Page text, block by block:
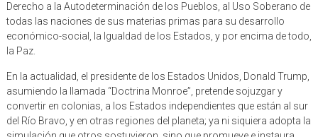
Derecho a la Autodeterminación de los Pueblos, al Uso Soberano de
todas las naciones de sus materias primas para su desarrollo
económico-social, la Igualdad de los Estados, y por encima de todo,
la Paz.
En la actualidad, el presidente de los Estados Unidos, Donald Trump,
asumiendo la llamada “Doctrina Monroe”, pretende sojuzgar y
convertir en colonias, a los Estados independientes que están al sur
del Río Bravo, y en otras regiones del planeta; ya ni siquiera adopta la